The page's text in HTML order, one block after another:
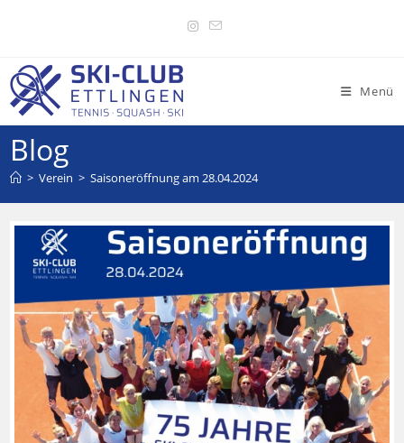
Menü
Blog
> Verein > Saisoneröffnung am 28.04.2024